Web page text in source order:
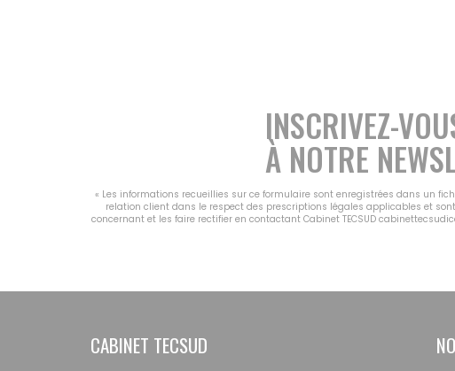
INSCRIVEZ-
À NOTRE
« Les informations recueillies sur ce formulaire sont enregistrées dans un
relation client dans le respect des prescriptions légales applicables et
concernant et les faire rectifier en contactant Cabinet TECSUD
CABINET TECSUD